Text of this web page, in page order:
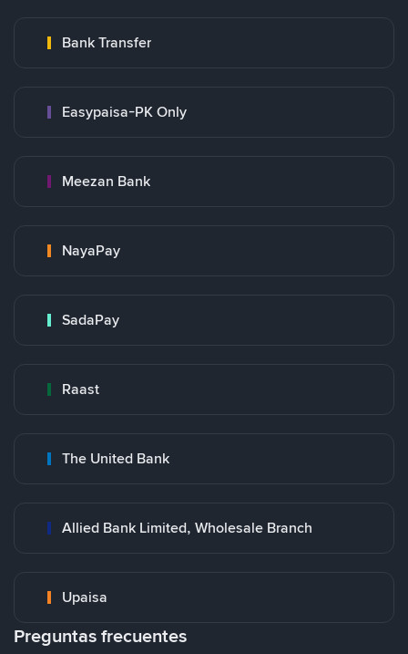
Bank Transfer
Easypaisa-PK Only
Meezan Bank
NayaPay
SadaPay
Raast
The United Bank
Allied Bank Limited, Wholesale Branch
Upaisa
Preguntas frecuentes